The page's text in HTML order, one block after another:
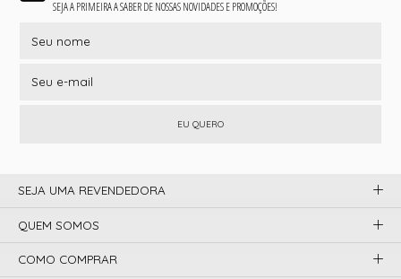
SEJA A PRIMEIRA A SABER DE NOSSAS NOVIDADES E PROMOÇÕES!
EU QUERO
SEJA UMA REVENDEDORA
QUEM SOMOS
COMO COMPRAR